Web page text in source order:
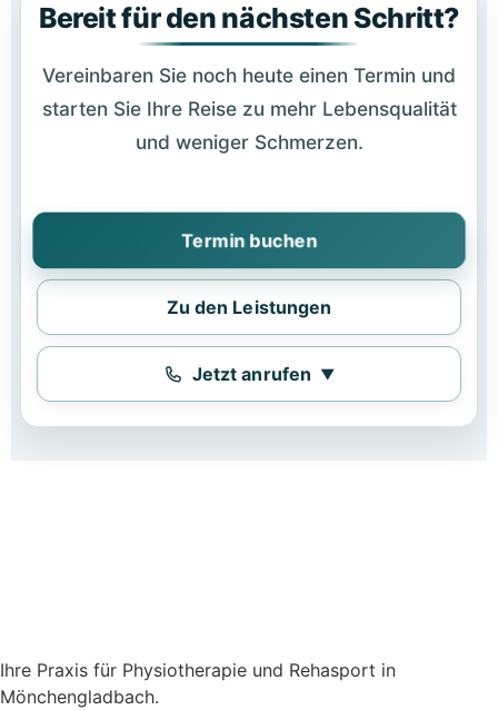
Bereit für den nächsten Schritt?
Vereinbaren Sie noch heute einen Termin und
starten Sie Ihre Reise zu mehr Lebensqualität
und weniger Schmerzen.
Termin buchen
Zu den Leistungen
Jetzt anrufen ▼
Ihre Praxis für Physiotherapie und Rehasport in
Mönchengladbach.